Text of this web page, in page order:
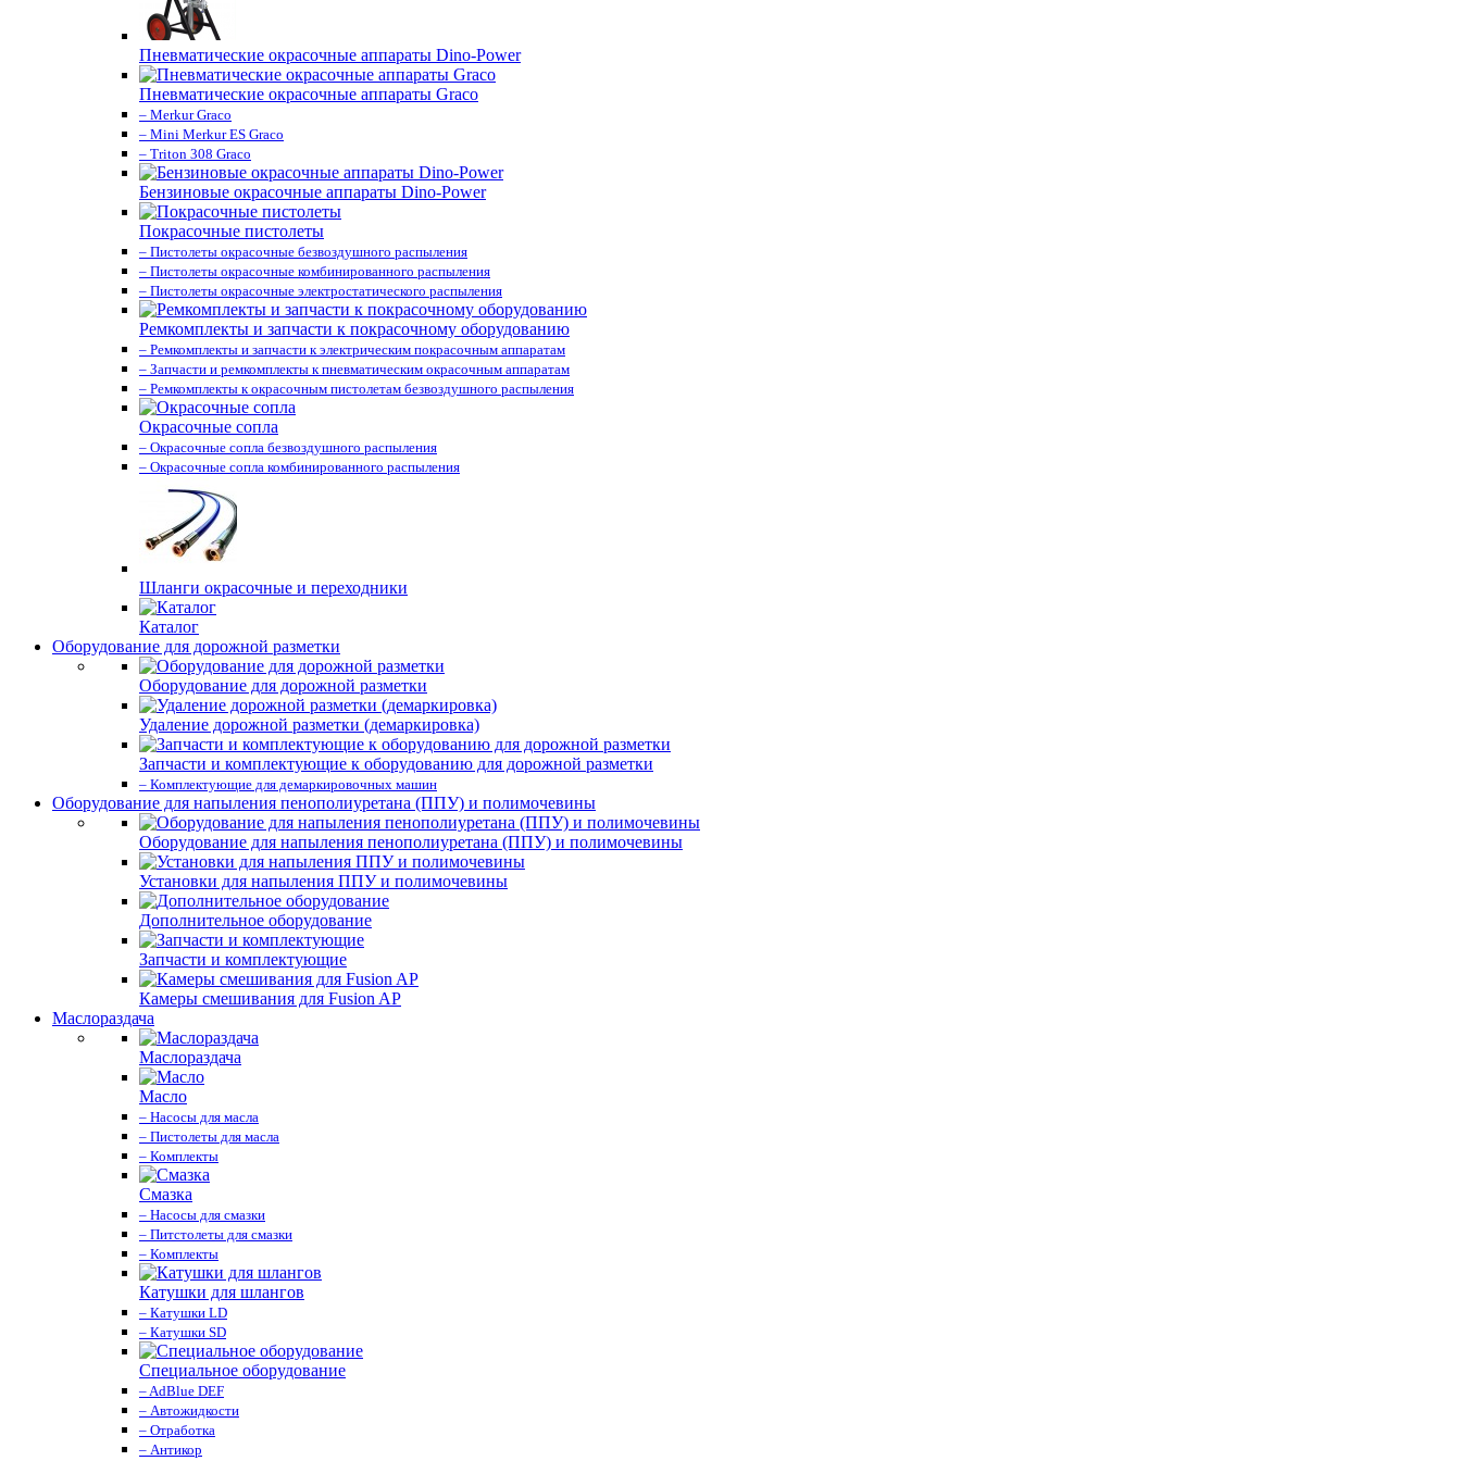
Пневматические окрасочные аппараты Dino-Power
Пневматические окрасочные аппараты Graco
– Merkur Graco
– Mini Merkur ES Graco
– Triton 308 Graco
Бензиновые окрасочные аппараты Dino-Power
Покрасочные пистолеты
– Пистолеты окрасочные безвоздушного распыления
– Пистолеты окрасочные комбинированного распыления
– Пистолеты окрасочные электростатического распыления
Ремкомплекты и запчасти к покрасочному оборудованию
– Ремкомплекты и запчасти к электрическим покрасочным аппаратам
– Запчасти и ремкомплекты к пневматическим окрасочным аппаратам
– Ремкомплекты к окрасочным пистолетам безвоздушного распыления
Окрасочные сопла
– Окрасочные сопла безвоздушного распыления
– Окрасочные сопла комбинированного распыления
Шланги окрасочные и переходники
Каталог
Оборудование для дорожной разметки
Оборудование для дорожной разметки
Удаление дорожной разметки (демаркировка)
Запчасти и комплектующие к оборудованию для дорожной разметки
– Комплектующие для демаркировочных машин
Оборудование для напыления пенополиуретана (ППУ) и полимочевины
Оборудование для напыления пенополиуретана (ППУ) и полимочевины
Установки для напыления ППУ и полимочевины
Дополнительное оборудование
Запчасти и комплектующие
Камеры смешивания для Fusion AP
Маслораздача
Маслораздача
Масло
– Насосы для масла
– Пистолеты для масла
– Комплекты
Смазка
– Насосы для смазки
– Питстолеты для смазки
– Комплекты
Катушки для шлангов
– Катушки LD
– Катушки SD
Специальное оборудование
– AdBlue DEF
– Автожидкости
– Отработка
– Антикор